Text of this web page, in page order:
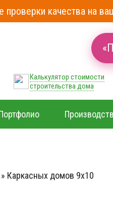
проверки качества на
Калькулятор стоимости
строительства дома
» Каркасных домов 9х10